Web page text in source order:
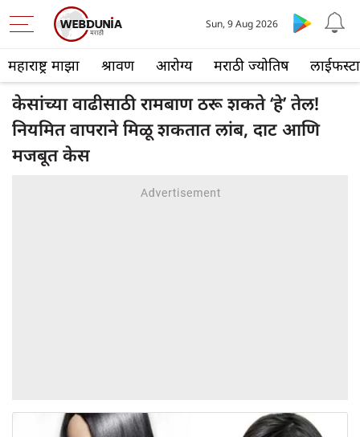
महाराष्ट्र माझा श्रावण आरोग्य मराठी ज्योतिष
Sun, 9 Aug 2026
केसांच्या वाढीसाठी रामबाण ठरू शकते ‘हे’ तेल!
नियमित वापराने मिळू शकतात लांब, दाट आणि
मजबूत केस